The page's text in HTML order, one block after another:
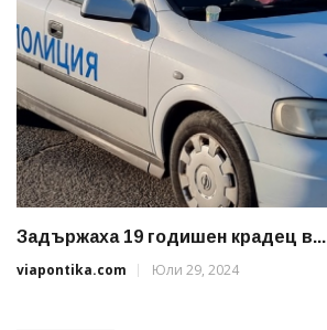
Задържаха 19 годишен крадец в...
viapontika.com
Юли 29, 2024